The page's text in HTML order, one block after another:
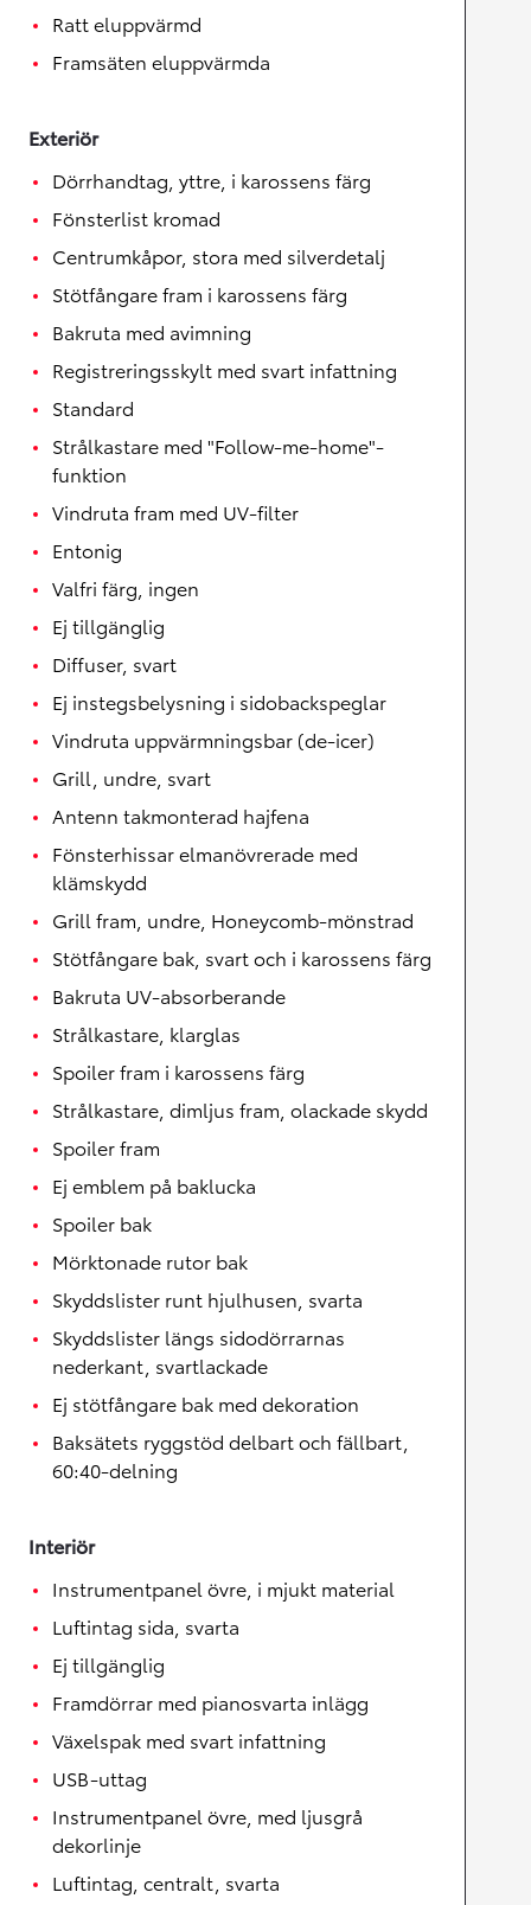
Ratt eluppvärmd
Framsäten eluppvärmda
Exteriör
Dörrhandtag, yttre, i karossens färg
Fönsterlist kromad
Centrumkåpor, stora med silverdetalj
Stötfångare fram i karossens färg
Bakruta med avimning
Registreringsskylt med svart infattning
Standard
Strålkastare med "Follow-me-home"-
funktion
Vindruta fram med UV-filter
Entonig
Valfri färg, ingen
Ej tillgänglig
Diffuser, svart
Ej instegsbelysning i sidobackspeglar
Vindruta uppvärmningsbar (de-icer)
Grill, undre, svart
Antenn takmonterad hajfena
Fönsterhissar elmanövrerade med
klämskydd
Grill fram, undre, Honeycomb-mönstrad
Stötfångare bak, svart och i karossens färg
Bakruta UV-absorberande
Strålkastare, klarglas
Spoiler fram i karossens färg
Strålkastare, dimljus fram, olackade skydd
Spoiler fram
Ej emblem på baklucka
Spoiler bak
Mörktonade rutor bak
Skyddslister runt hjulhusen, svarta
Skyddslister längs sidodörrarnas
nederkant, svartlackade
Ej stötfångare bak med dekoration
Baksätets ryggstöd delbart och fällbart,
60:40-delning
Interiör
Instrumentpanel övre, i mjukt material
Luftintag sida, svarta
Ej tillgänglig
Framdörrar med pianosvarta inlägg
Växelspak med svart infattning
USB-uttag
Instrumentpanel övre, med ljusgrå
dekorlinje
Luftintag, centralt, svarta